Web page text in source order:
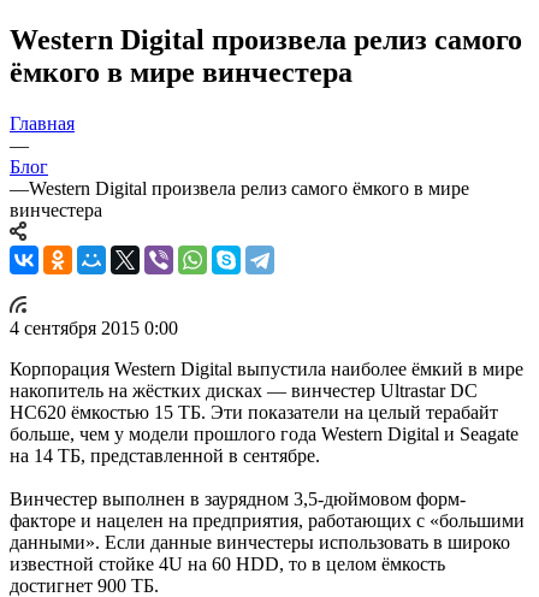
Western Digital произвела релиз самого
ёмкого в мире винчестера
Главная
—
Блог
—Western Digital произвела релиз самого ёмкого в мире
винчестера
4 сентября 2015 0:00
Корпорация Western Digital выпустила наиболее ёмкий в мире
накопитель на жёстких дисках — винчестер Ultrastar DC
HC620 ёмкостью 15 ТБ. Эти показатели на целый терабайт
больше, чем у модели прошлого года Western Digital и Seagate
на 14 ТБ, представленной в сентябре.
Винчестер выполнен в заурядном 3,5-дюймовом форм-
факторе и нацелен на предприятия, работающих с «большими
данными». Если данные винчестеры использовать в широко
известной стойке 4U на 60 HDD, то в целом ёмкость
достигнет 900 ТБ.